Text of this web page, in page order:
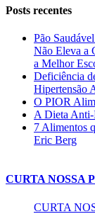
Posts recentes
Pão
Não Eleva a
a Melhor
Deficiência
Hipertensão
O PIOR
A Dieta
7 Alimentos
Eric Berg
CURTA NOSSA
CURTA